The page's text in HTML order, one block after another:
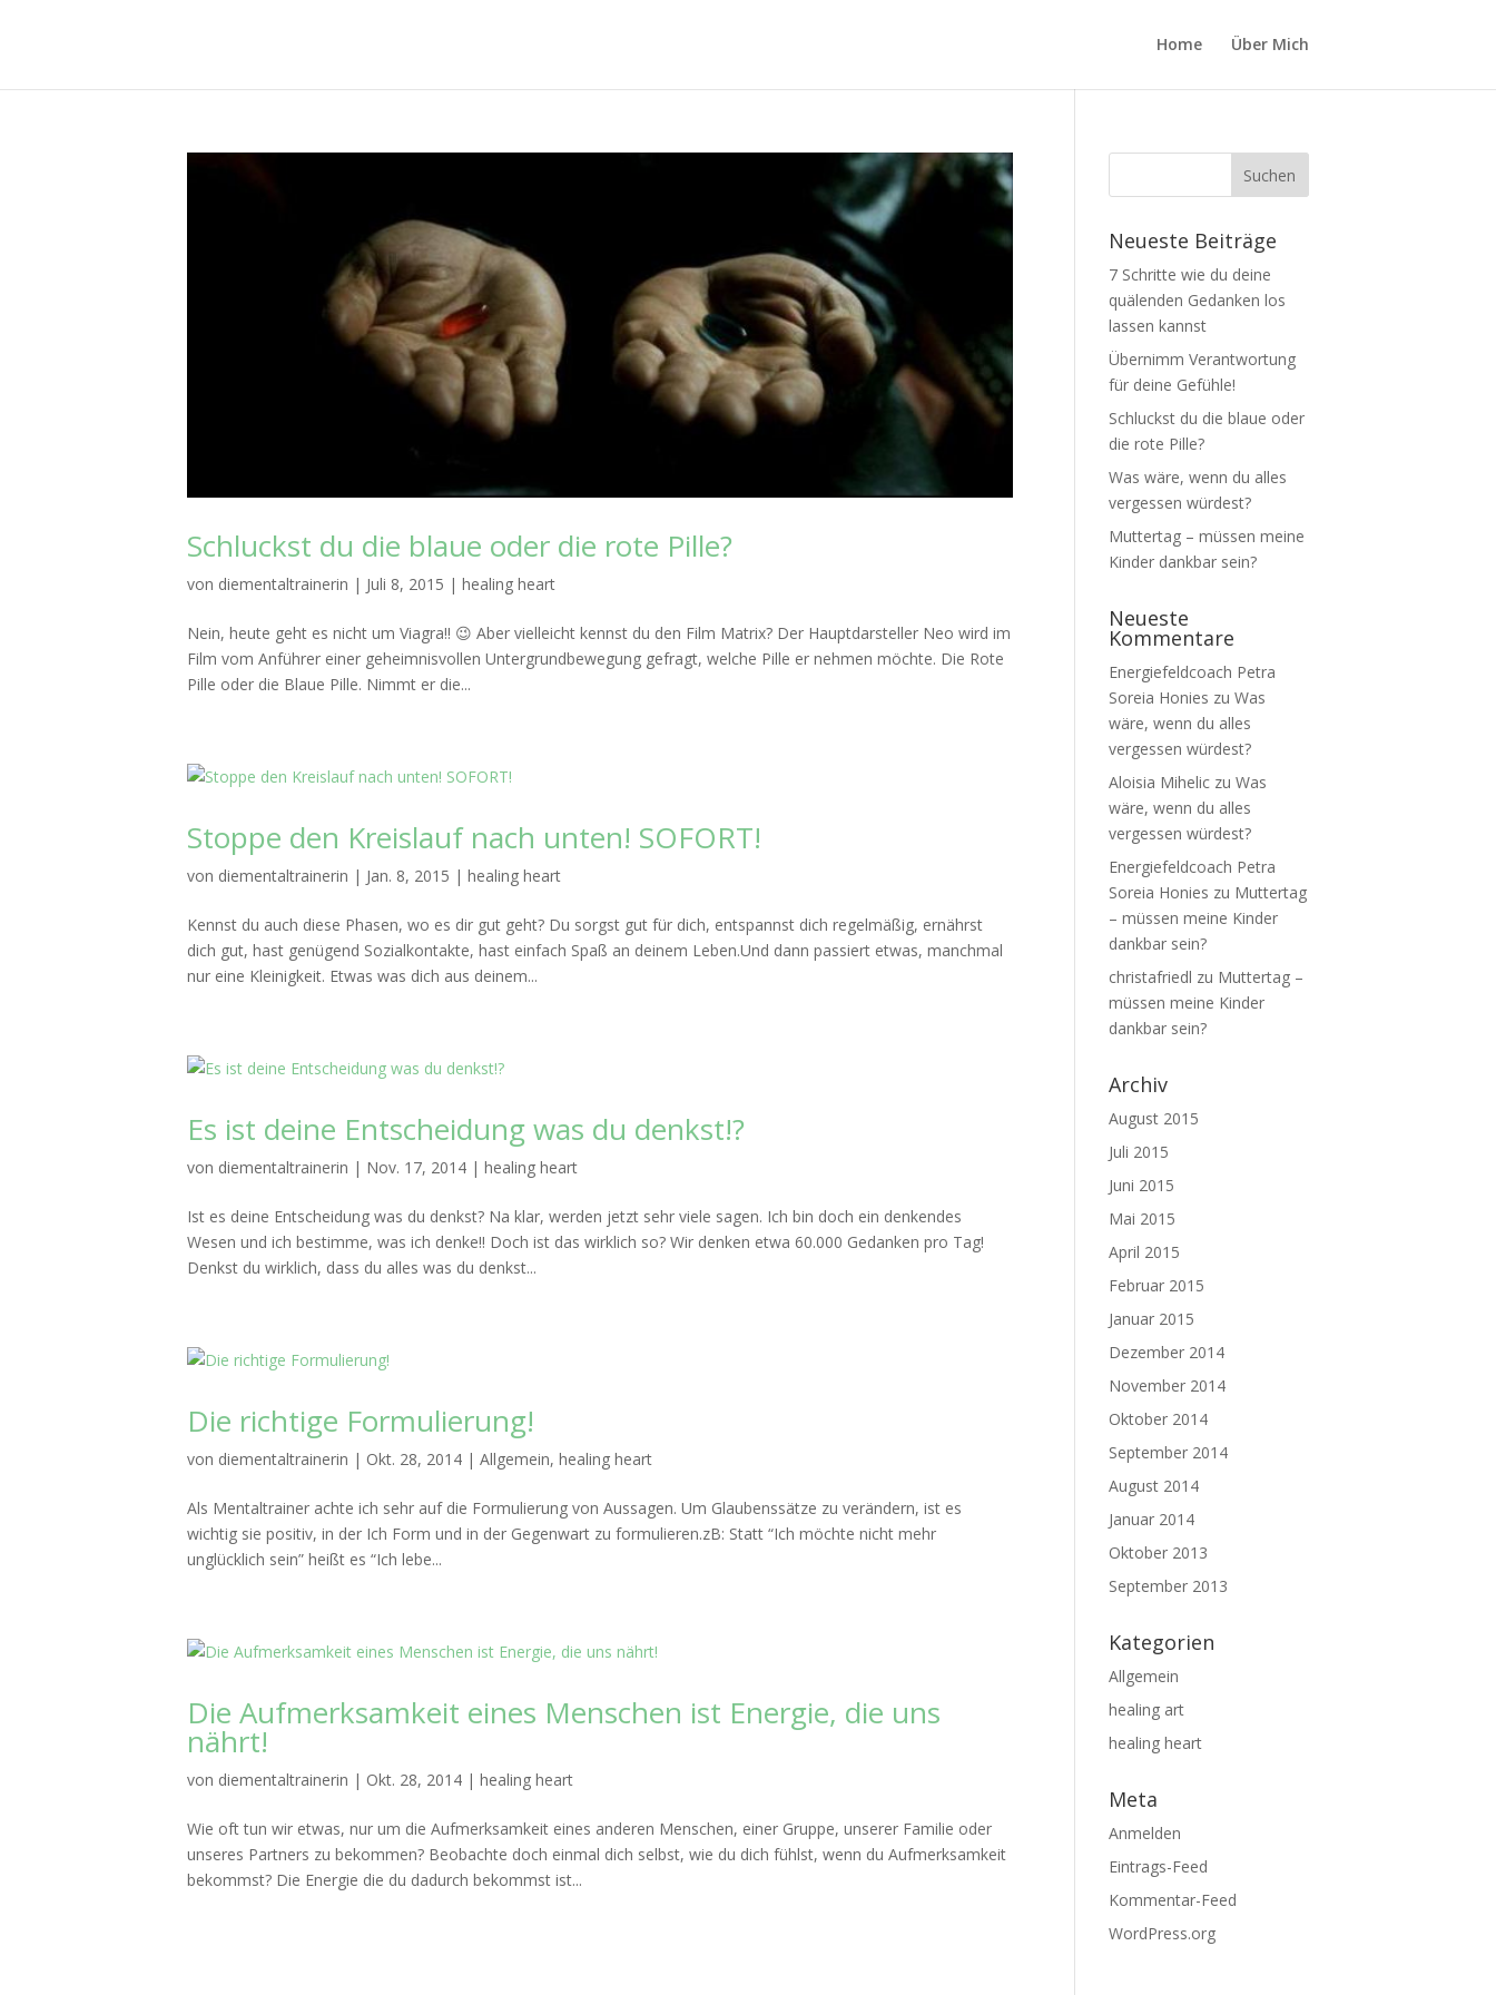
Home Über Mich
Schluckst du die blaue oder die rote Pille?
von diementaltrainerin | Juli 8, 2015 | healing heart
Nein, heute geht es nicht um Viagra!! 😉 Aber vielleicht kennst du den Film Matrix? Der Hauptdarsteller Neo wird im
Film vom Anführer einer geheimnisvollen Untergrundbewegung gefragt, welche Pille er nehmen möchte. Die Rote
Pille oder die Blaue Pille. Nimmt er die...
Stoppe den Kreislauf nach unten! SOFORT!
von diementaltrainerin | Jan. 8, 2015 | healing heart
Kennst du auch diese Phasen, wo es dir gut geht? Du sorgst gut für dich, entspannst dich regelmäßig, ernährst
dich gut, hast genügend Sozialkontakte, hast einfach Spaß an deinem Leben.Und dann passiert etwas, manchmal
nur eine Kleinigkeit. Etwas was dich aus deinem...
Es ist deine Entscheidung was du denkst!?
von diementaltrainerin | Nov. 17, 2014 | healing heart
Ist es deine Entscheidung was du denkst? Na klar, werden jetzt sehr viele sagen. Ich bin doch ein denkendes
Wesen und ich bestimme, was ich denke!! Doch ist das wirklich so? Wir denken etwa 60.000 Gedanken pro Tag!
Denkst du wirklich, dass du alles was du denkst...
Die richtige Formulierung!
von diementaltrainerin | Okt. 28, 2014 | Allgemein, healing heart
Als Mentaltrainer achte ich sehr auf die Formulierung von Aussagen. Um Glaubenssätze zu verändern, ist es
wichtig sie positiv, in der Ich Form und in der Gegenwart zu formulieren.zB: Statt “Ich möchte nicht mehr
unglücklich sein” heißt es “Ich lebe...
Die Aufmerksamkeit eines Menschen ist Energie, die uns
nährt!
von diementaltrainerin | Okt. 28, 2014 | healing heart
Wie oft tun wir etwas, nur um die Aufmerksamkeit eines anderen Menschen, einer Gruppe, unserer Familie oder
unseres Partners zu bekommen? Beobachte doch einmal dich selbst, wie du dich fühlst, wenn du Aufmerksamkeit
bekommst? Die Energie die du dadurch bekommst ist...
Neueste Beiträge
7 Schritte wie du deine
quälenden Gedanken los
lassen kannst
Übernimm Verantwortung
für deine Gefühle!
Schluckst du die blaue oder
die rote Pille?
Was wäre, wenn du alles
vergessen würdest?
Muttertag – müssen meine
Kinder dankbar sein?
Neueste
Kommentare
Energiefeldcoach Petra
Soreia Honies zu Was
wäre, wenn du alles
vergessen würdest?
Aloisia Miheliczu Was
wäre, wenn du alles
vergessen würdest?
Energiefeldcoach Petra
Soreia Honies zu Muttertag
– müssen meine Kinder
dankbar sein?
christafriedl zu Muttertag –
müssen meine Kinder
dankbar sein?
Archiv
August 2015
Juli 2015
Juni 2015
Mai 2015
April 2015
Februar 2015
Januar 2015
Dezember 2014
November 2014
Oktober 2014
September 2014
August 2014
Januar 2014
Oktober 2013
September 2013
Kategorien
Allgemein
healing art
healing heart
Meta
Anmelden
Eintrags-Feed
Kommentar-Feed
WordPress.org